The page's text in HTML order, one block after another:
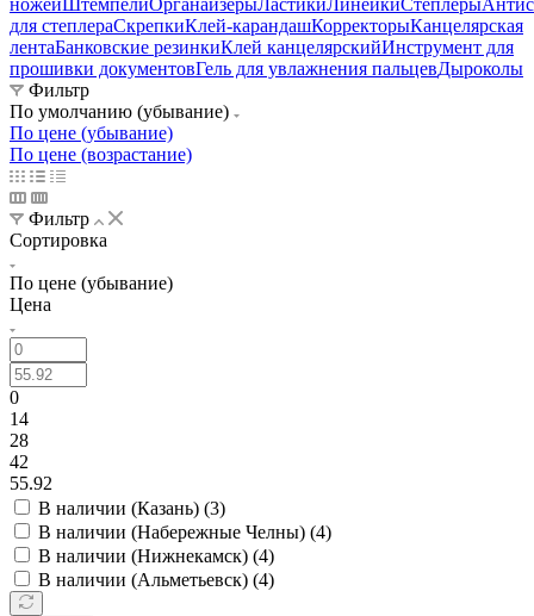
для степлераСкрепкиКлей-карандашКорректорыКанцелярская
лентаБанковские резинкиКлей канцелярскийИнструмент для
прошивки документовГель для увлажнения пальцевДыроколы
Фильтр
По умолчанию (убывание)
По цене (убывание)
По цене (возрастание)
Фильтр
Сортировка
По цене (убывание)
Цена
0
14
28
42
55.92
В наличии (Казань) (3)
В наличии (Набережные Челны) (4)
В наличии (Нижнекамск) (4)
В наличии (Альметьевск) (4)